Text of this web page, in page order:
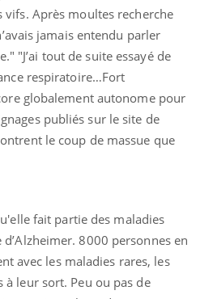
vifs. Après moultes recherche
jamais entendu parler
"J’ai tout de suite essayé de
respiratoire…Fort
globalement autonome pour
publiés sur le site de
le coup de massue que
fait partie des maladies
8000 personnes en
avec les maladies rares, les
à leur sort. Peu ou pas de
en fer : comprendre pour
Youtube
irritabilité, brouillard mental ou
alopécie… Les symptômes de la
en fer sont multiples ce qui la rend